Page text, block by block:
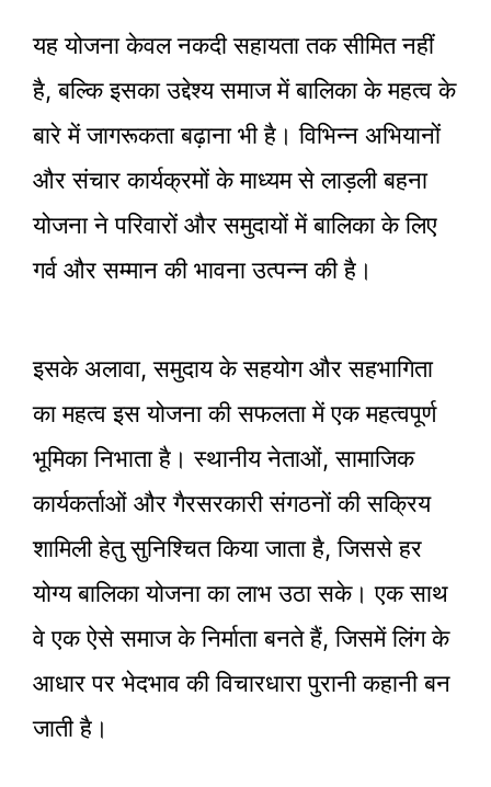
यह योजना केवल नकदी सहायता तक सीमित नहीं
है, बल्कि इसका उद्देश्य समाज में बालिका के महत्व के
बारे में जागरूकता बढ़ाना भी है। विभिन्न अभियानों
और संचार कार्यक्रमों के माध्यम से लाड़ली बहना
योजना ने परिवारों और समुदायों में बालिका के लिए
गर्व और सम्मान की भावना उत्पन्न की है।
इसके अलावा, समुदाय के सहयोग और सहभागिता
का महत्व इस योजना की सफलता में एक महत्वपूर्ण
भूमिका निभाता है। स्थानीय नेताओं, सामाजिक
कार्यकर्ताओं और गैरसरकारी संगठनों की सक्रिय
शामिली हेतु सुनिश्चित किया जाता है, जिससे हर
योग्य बालिका योजना का लाभ उठा सके। एक साथ
वे एक ऐसे समाज के निर्माता बनते हैं, जिसमें लिंग के
आधार पर भेदभाव की विचारधारा पुरानी कहानी बन
जाती है।